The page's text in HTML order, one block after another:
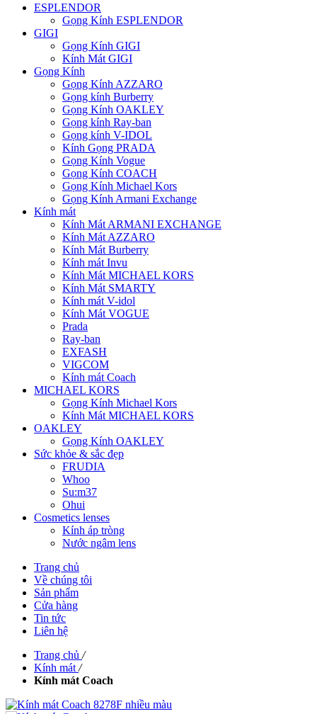
ESPLENDOR
Gọng Kính ESPLENDOR
GIGI
Gọng Kính GIGI
Kính Mát GIGI
Gọng Kính
Gọng Kính AZZARO
Gọng kính Burberry
Gọng Kính OAKLEY
Gọng kính Ray-ban
Gọng kính V-IDOL
Kính Gọng PRADA
Gọng Kính Vogue
Gọng Kính COACH
Gọng Kính Michael Kors
Gọng Kính Armani Exchange
Kính mát
Kính Mát ARMANI EXCHANGE
Kính Mát AZZARO
Kính Mát Burberry
Kính mát Invu
Kính Mát MICHAEL KORS
Kính Mát SMARTY
Kính mát V-idol
Kính Mát VOGUE
Prada
Ray-ban
EXFASH
VIGCOM
Kính mát Coach
MICHAEL KORS
Gọng Kính Michael Kors
Kính Mát MICHAEL KORS
OAKLEY
Gọng Kính OAKLEY
Sức khỏe & sắc đẹp
FRUDIA
Whoo
Su:m37
Ohui
Cosmetics lenses
Kính áp tròng
Nước ngâm lens
Trang chủ
Về chúng tôi
Sản phẩm
Cửa hàng
Tin tức
Liên hệ
Trang chủ /
Kính mát /
Kính mát Coach